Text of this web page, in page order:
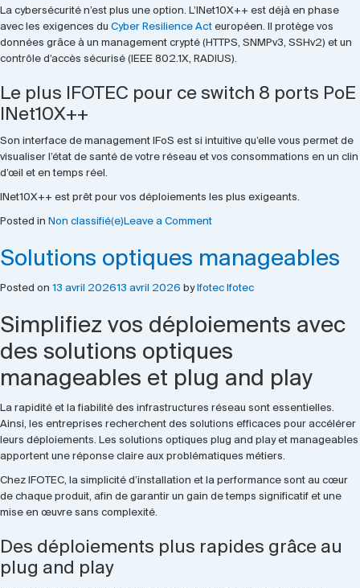
La cybersécurité n’est plus une option. L’INet10X++ est déjà en phase
avec les exigences du Cyber Resilience Act européen. Il protège vos
données grâce à un management crypté (HTTPS, SNMPv3, SSHv2) et un
contrôle d’accès sécurisé (IEEE 802.1X, RADIUS).
Le plus IFOTEC pour ce switch 8 ports PoE
INet10X++
Son interface de management IFoS est si intuitive qu’elle vous permet de
visualiser l’état de santé de votre réseau et vos consommations en un clin
d’œil et en temps réel.
INet10X++ est prêt pour vos déploiements les plus exigeants.
Posted in Non classifié(e)Leave a Commenton
8
ports
PoE
INet10X++
Solutions optiques manageables
Posted on 13 avril 202613 avril 2026 byIfotec Ifotec
Simplifiez vos déploiements avec
des solutions optiques
manageables et plug and play
La rapidité et la fiabilité des infrastructures réseau sont essentielles.
Ainsi, les entreprises recherchent des solutions efficaces pour accélérer
leurs déploiements. Les solutions optiques plug and play et manageables
apportent une réponse claire aux problématiques métiers.
Chez IFOTEC, la simplicité d’installation et la performance sont au cœur
de chaque produit, afin de garantir un gain de temps significatif et une
mise en œuvre sans complexité.
Des déploiements plus rapides grâce au
plug and play